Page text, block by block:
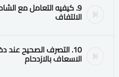
9. كيفيه التعامل مع
الالتفاف
10. التصرف الصحيح عند
الاسعاف بالازدحام